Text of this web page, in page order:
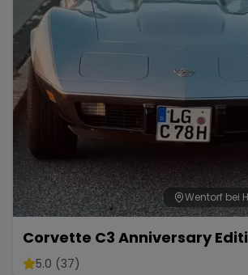
Bugatti Lotus
Range Rover CorvetteWentorf bei
Corvette C3 Anniversary
5.0 (37)